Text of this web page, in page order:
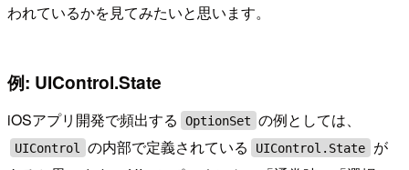
われているかを見てみたいと思います。
例: UIControl.State
iOSアプリ開発で頻出する OptionSet の例としては、
UIControl の内部で定義されている UIControl.State
が